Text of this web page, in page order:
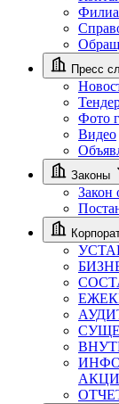
Пресс
Фото
Видео
Законы
Закон